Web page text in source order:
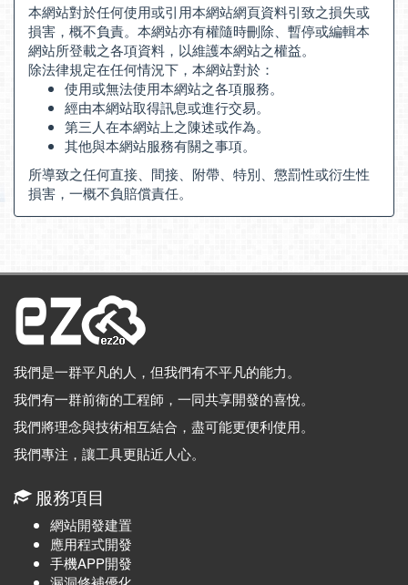
本網站對於任何使用或引用本網站網頁資料引致之損失或
損害，概不負責。本網站亦有權隨時刪除、暫停或編輯本
網站所登載之各項資料，以維護本網站之權益。
除法律規定在任何情況下，本網站對於：
使用或無法使用本網站之各項服務。
經由本網站取得訊息或進行交易。
第三人在本網站上之陳述或作為。
其他與本網站服務有關之事項。
所導致之任何直接、間接、附帶、特別、懲罰性或衍生性
損害，一概不負賠償責任。
我們是一群平凡的人，但我們有不平凡的能力。
我們有一群前衛的工程師，一同共享開發的喜悅。
我們將理念與技術相互結合，盡可能更便利使用。
我們專注，讓工具更貼近人心。
服務項目
網站開發建置
應用程式開發
手機APP開發